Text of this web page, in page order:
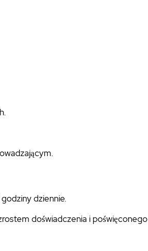
dziennie.
doświadczenia i poświęconego